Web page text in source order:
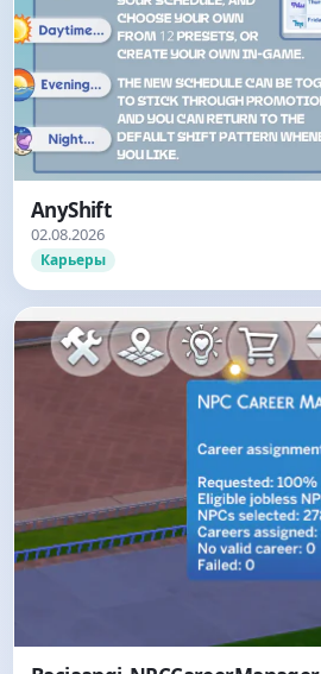
AnyShift
02.08.2026
Карьеры